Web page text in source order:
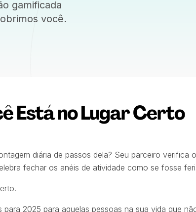
gamificada
você.
Está no Lugar Certo
diária de passos dela? Seu parceiro verifica
fechar os anéis de atividade como se fosse
2025 para aquelas pessoas na sua vida que